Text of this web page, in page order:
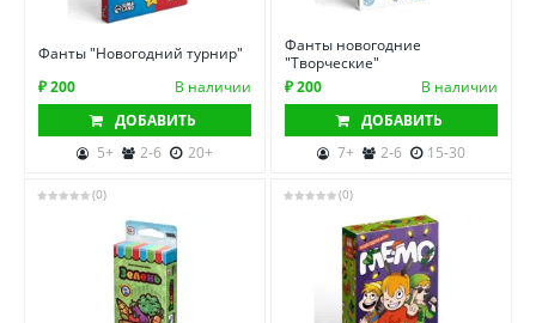
Фанты "Новогодний турнир"
₽ 200
В наличии
ДОБАВИТЬ
5+
2-6 20+
Фанты новогодние
"Творческие"
₽ 200
В наличии
ДОБАВИТЬ
7+
2-6 15-30
(0) (0)